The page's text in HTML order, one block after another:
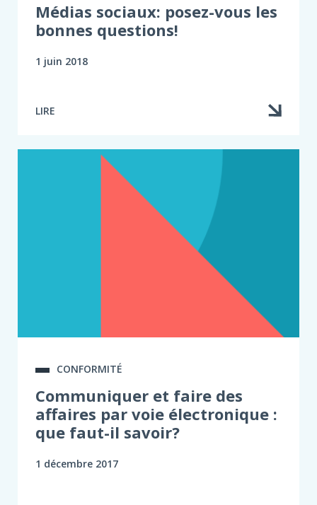
Médias sociaux: posez-vous les
bonnes questions!
1 juin 2018
LIRE
CONFORMITÉ
Communiquer et faire des
affaires par voie électronique :
que faut-il savoir?
1 décembre 2017